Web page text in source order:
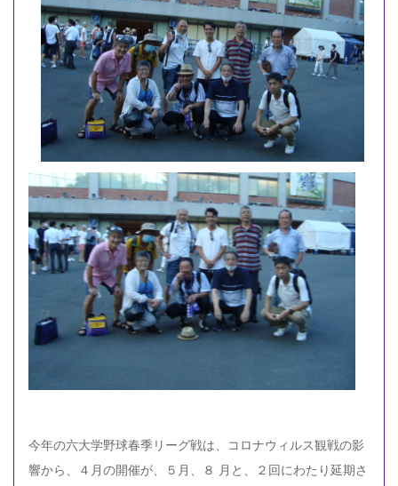
今年の六大学野球春季リーグ戦は、コロナウィルス観戦の影
響から、４月の開催が、５月、８ 月と、２回にわたり延期さ